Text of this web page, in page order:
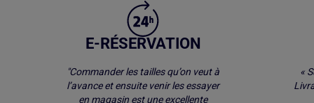
E-RÉSERVATION
"Commander les tailles qu’on veut à
l’avance et ensuite venir les essayer
en magasin est une excellente
«